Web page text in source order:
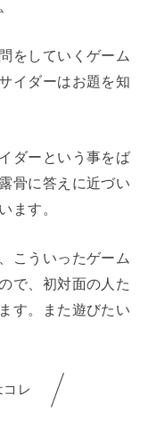
をしていくゲーム
イダーはお題を知
ダーという事をば
骨に答えに近づい
ます。
こういったゲーム
で、初対面の人た
す。また遊びたい
レ